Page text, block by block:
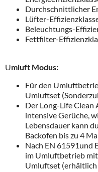
Durchschnittlicher
Lüfter-
Beleuchtungs-
Fettfilter-
Umluft Modus:
Für den
Umluftset
Der Long-Life
intensive Gerüche,
Lebensdauer kann
Backofen bis zu 4
Nach EN 61591und
im Umluftbetrieb
Umluftset (erhältlich